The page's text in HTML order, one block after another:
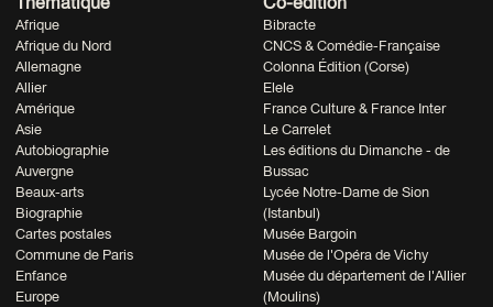
Afrique
Afrique du Nord
Allemagne
Allier
Amérique
Asie
Autobiographie
Auvergne
Beaux-arts
Biographie
Cartes postales
Commune de Paris
Enfance
Europe
Bibracte
CNCS & Comédie-Française
Colonna Édition (Corse)
Elele
France Culture & France Inter
Le Carrelet
Les éditions du Dimanche - de
Bussac
Lycée Notre-Dame de Sion
(Istanbul)
Musée Bargoin
Musée de l'Opéra de Vichy
Musée du département de l'Allier
(Moulins)